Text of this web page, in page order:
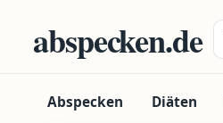
abspecken.de
Abspecken Diäten